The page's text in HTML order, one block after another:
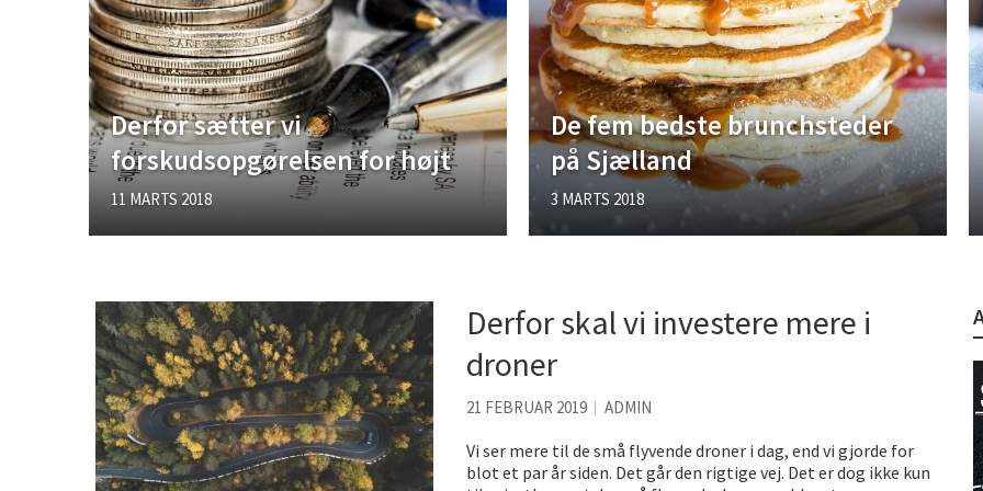
Sjove oplevelsesmuligheder i København
Tilføj det element som gør festen ekstra speciel
Derfor sætter vi
forskudsopgørelsen for højt
11 MARTS 2018
De fem bedste brunchsteder
på Sjælland
3 MARTS 2018
Derfor skal vi investere mere i
droner
21 FEBRUAR 2019 ADMIN
Vi ser mere til de små flyvende droner i dag, end vi gjorde for
blot et par år siden. Det går den rigtige vej. Det er dog ikke kun